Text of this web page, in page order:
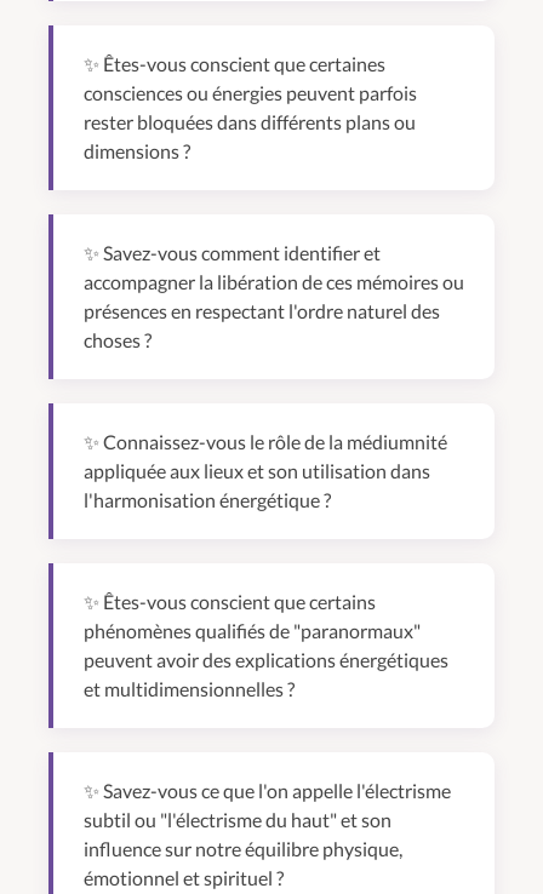
✨ Êtes-vous conscient que certaines
consciences ou énergies peuvent parfois
rester bloquées dans différents plans ou
dimensions ?
✨ Savez-vous comment identifier et
accompagner la libération de ces mémoires ou
présences en respectant l'ordre naturel des
choses ?
✨ Connaissez-vous le rôle de la médiumnité
appliquée aux lieux et son utilisation dans
l'harmonisation énergétique ?
✨ Êtes-vous conscient que certains
phénomènes qualifiés de "paranormaux"
peuvent avoir des explications énergétiques
et multidimensionnelles ?
✨ Savez-vous ce que l'on appelle l'électrisme
subtil ou "l'électrisme du haut" et son
influence sur notre équilibre physique,
émotionnel et spirituel ?